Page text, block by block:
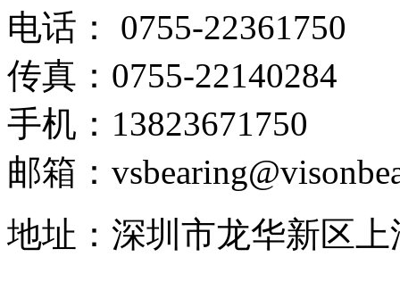
电话： 0755-22361750
传真：0755-22140284
手机：13823671750
邮箱：
地址：深圳市龙华新区